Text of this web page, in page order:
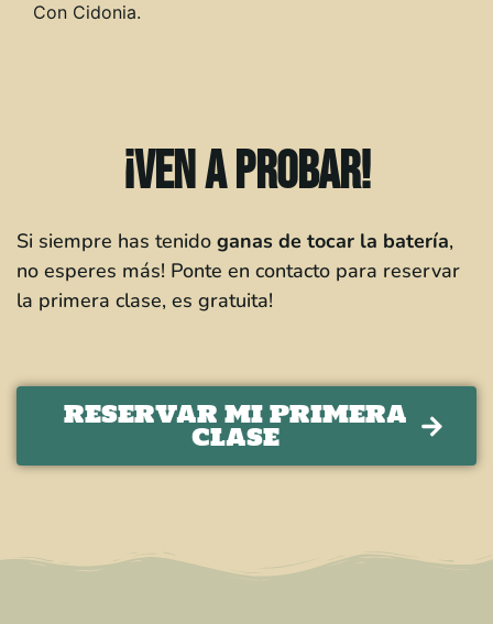
Con Cidonia.
¡Ven a probar!
Si siempre has tenido ganas de tocar la batería,
no esperes más! Ponte en contacto para reservar
la primera clase, es gratuita!
RESERVAR MI PRIMERA
CLASE